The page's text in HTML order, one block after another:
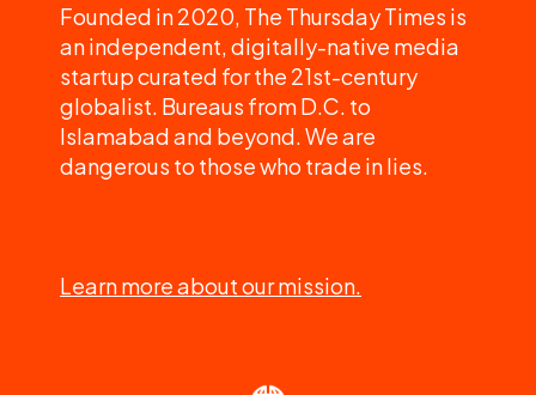
Founded in 2020, The Thursday Times is
an independent, digitally-native media
startup curated for the 21st-century
globalist. Bureaus from D.C. to
Islamabad and beyond. We are
dangerous to those who trade in lies.
Learn more about our mission.